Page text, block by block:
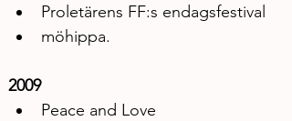
Proletärens FF:s endagsfestival
möhippa.
2009
Peace and Love